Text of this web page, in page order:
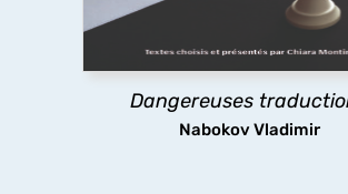
Dangereuses
Nabokov Vladimir
radicale du littéralisme, une position
découvrir